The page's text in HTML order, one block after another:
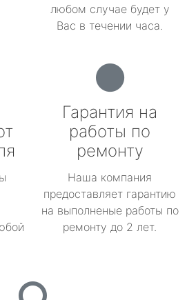
любом случае будет у
Вас в течении часа.
Гарантия на
работы по
ремонту
Наша компания
предоставляет гарантию
на выполненые работы по
ремонту до 2 лет.